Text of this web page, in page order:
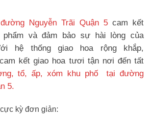
đường Nguyễn Trãi Quận 5 cam kết
và đảm bảo sự hài lòng của
hệ thống giao hoa rộng khắp,
cam kết giao hoa tươi tận nơi đến tất
tổ, ấp, xóm khu phố tại đường
5.
kỳ đơn giản: